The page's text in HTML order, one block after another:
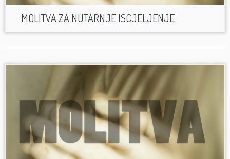
MOLITVA ZA NUTARNJE ISCJELJENJE